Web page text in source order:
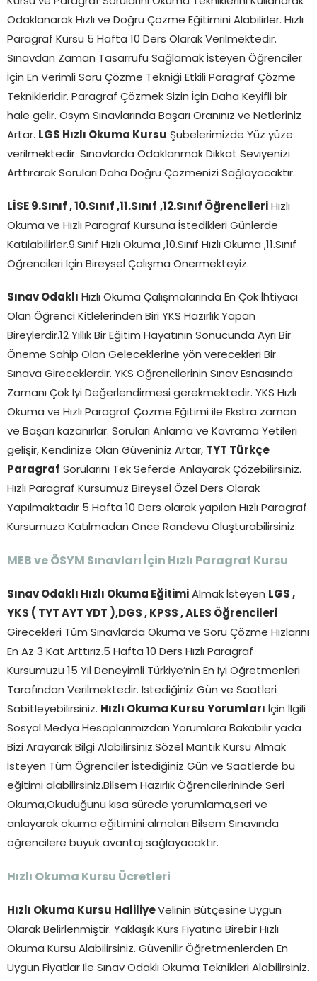
Odaklanarak Hızlı ve Doğru Çözme Eğitimini Alabilirler. Hızlı
Paragraf Kursu 5 Hafta 10 Ders Olarak Verilmektedir.
Sınavdan Zaman Tasarrufu Sağlamak İsteyen Öğrenciler
İçin En Verimli Soru Çözme Tekniği Etkili Paragraf Çözme
Teknikleridir. Paragraf Çözmek Sizin İçin Daha Keyifli bir
hale gelir. Ösym Sınavlarında Başarı Oranınız ve Netleriniz
Artar. LGS Hızlı Okuma Kursu Şubelerimizde Yüz yüze
verilmektedir. Sınavlarda Odaklanmak Dikkat Seviyenizi
Arttırarak Soruları Daha Doğru Çözmenizi Sağlayacaktır.
LİSE 9.Sınıf , 10.Sınıf ,11.Sınıf ,12.Sınıf Öğrencileri
Hızlı
Okuma ve Hızlı Paragraf Kursuna İstedikleri Günlerde
Katılabilirler.9.Sınıf Hızlı Okuma ,10.Sınıf Hızlı Okuma ,11.Sınıf
Öğrencileri İçin Bireysel Çalışma Önermekteyiz.
Sınav Odaklı
Hızlı Okuma Çalışmalarında En Çok İhtiyacı
Olan Öğrenci Kitlelerinden Biri YKS Hazırlık Yapan
Bireylerdir.12 Yıllık Bir Eğitim Hayatının Sonucunda Ayrı Bir
Öneme Sahip Olan Geleceklerine yön verecekleri Bir
Sınava Gireceklerdir. YKS Öğrencilerinin Sınav Esnasında
Zamanı Çok İyi Değerlendirmesi gerekmektedir. YKS Hızlı
Okuma ve Hızlı Paragraf Çözme Eğitimi ile Ekstra zaman
ve Başarı kazanırlar. Soruları Anlama ve Kavrama Yetileri
gelişir, Kendinize Olan Güveniniz Artar, TYT Türkçe
Paragraf Sorularını Tek Seferde Anlayarak Çözebilirsiniz.
Hızlı Paragraf Kursumuz Bireysel Özel Ders Olarak
Yapılmaktadır 5 Hafta 10 Ders olarak yapılan Hızlı Paragraf
Kursumuza Katılmadan Önce Randevu Oluşturabilirsiniz.
MEB ve ÖSYM Sınavları İçin Hızlı Paragraf Kursu
Sınav Odaklı Hızlı Okuma Eğitimi Almak İsteyen LGS ,
YKS ( TYT AYT YDT ),DGS , KPSS , ALES Öğrencileri
Girecekleri Tüm Sınavlarda Okuma ve Soru Çözme Hızlarını
En Az 3 Kat Arttırız.5 Hafta 10 Ders Hızlı Paragraf
Kursumuzu 15 Yıl Deneyimli Türkiye’nin En İyi Öğretmenleri
Tarafından Verilmektedir. İstediğiniz Gün ve Saatleri
Sabitleyebilirsiniz. Hızlı Okuma Kursu Yorumları
İçin İlgili
Sosyal Medya Hesaplarımızdan Yorumlara Bakabilir yada
Bizi Arayarak Bilgi Alabilirsiniz.Sözel Mantık Kursu Almak
İsteyen Tüm Öğrenciler İstediğiniz Gün ve Saatlerde bu
eğitimi alabilirsiniz.Bilsem Hazırlık Öğrencilerininde Seri
Okuma,Okuduğunu kısa sürede yorumlama,seri ve
anlayarak okuma eğitimini almaları Bilsem Sınavında
öğrencilere büyük avantaj sağlayacaktır.
Hızlı Okuma Kursu Ücretleri
Hızlı Okuma Kursu Haliliye Velinin Bütçesine Uygun
Olarak Belirlenmiştir. Yaklaşık Kurs Fiyatına Birebir Hızlı
Okuma Kursu Alabilirsiniz. Güvenilir Öğretmenlerden En
Uygun Fiyatlar İle Sınav Odaklı Okuma Teknikleri Alabilirsiniz.